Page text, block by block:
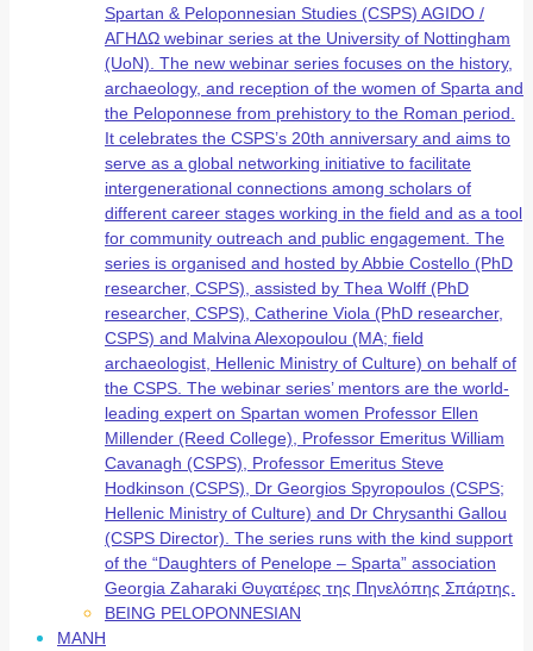
Spartan & Peloponnesian Studies (CSPS) AGIDO /
ΑΓΗΔΩ webinar series at the University of Nottingham
(UoN). The new webinar series focuses on the history,
archaeology, and reception of the women of Sparta and
the Peloponnese from prehistory to the Roman period.
It celebrates the CSPS’s 20th anniversary and aims to
serve as a global networking initiative to facilitate
intergenerational connections among scholars of
different career stages working in the field and as a tool
for community outreach and public engagement. The
series is organised and hosted by Abbie Costello (PhD
researcher, CSPS), assisted by Thea Wolff (PhD
researcher, CSPS), Catherine Viola (PhD researcher,
CSPS) and Malvina Alexopoulou (MA; field
archaeologist, Hellenic Ministry of Culture) on behalf of
the CSPS. The webinar series’ mentors are the world-
leading expert on Spartan women Professor Ellen
Millender (Reed College), Professor Emeritus William
Cavanagh (CSPS), Professor Emeritus Steve
Hodkinson (CSPS), Dr Georgios Spyropoulos (CSPS;
Hellenic Ministry of Culture) and Dr Chrysanthi Gallou
(CSPS Director). The series runs with the kind support
of the “Daughters of Penelope – Sparta” association
Georgia Zaharaki Θυγατέρες της Πηνελόπης Σπάρτης.
BEING PELOPONNESIAN
ΜΑΝΗ